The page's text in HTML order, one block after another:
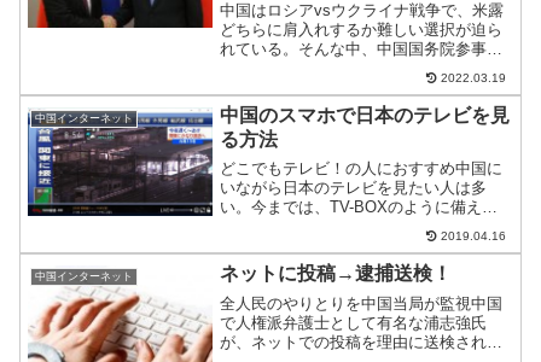
中国はロシアvsウクライナ戦争で、米露
どちらに肩入れするか難しい選択が迫ら
れている。そんな中、中国国务院参事室
公共政策研究中心副理事长 胡伟が書いた
文章が物議を醸している。当該文章は中
国ネットで削除されており、百度でも出
てこない。中身はとて...
2022.03.19
中国インターネット
中国のスマホで日本のテレビを見
る方法
どこでもテレビ！の人におすすめ中国に
いながら日本のテレビを見たい人は多
い。今までは、TV-BOXのように備え付
け型を紹介してきた。この度、とあるサ
ービス業者から、デモアカウントをもら
ったのでレビュー。出張や旅行中など外
でスマホを使ってテレビ...
2019.04.16
中国インターネット ネットに投稿→逮捕送検！
全人民のやりとりを中国当局が監視中国
で人権派弁護士として有名な浦志強氏
が、ネットでの投稿を理由に送検され